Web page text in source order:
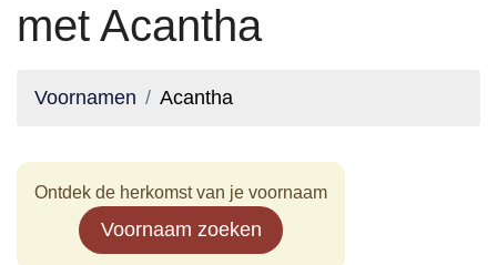
met Acantha
Voornamen Acantha
Ontdek de herkomst van je voornaam
Voornaam zoeken